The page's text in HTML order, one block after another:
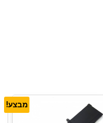
מבצע!